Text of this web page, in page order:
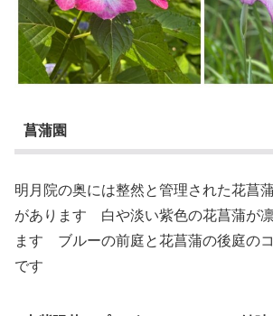
菖蒲園
明月院の奥には整然と管理された花菖
があります 白や淡い紫色の花菖蒲が
ます ブルーの前庭と花菖蒲の後庭の
です